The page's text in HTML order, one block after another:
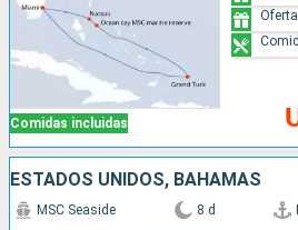
Comidas incluidas
ESTADOS UNIDOS, BAHAMAS
MSC Seaside 8 d